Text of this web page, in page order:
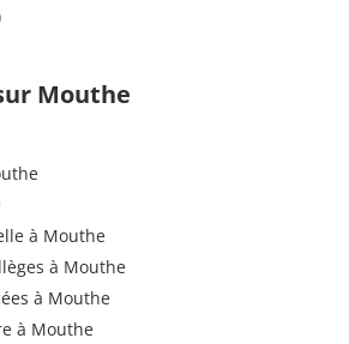
Mouthe
à Mouthe
à Mouthe
à Mouthe
à Mouthe